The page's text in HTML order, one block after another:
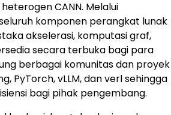
CANN. Melalui
komponen perangkat lunak
akselerasi, komputasi graf,
secara terbuka bagi para
berbagai komunitas dan proyek
PyTorch, vLLM, dan verl sehingga
bagi pihak pengembang.